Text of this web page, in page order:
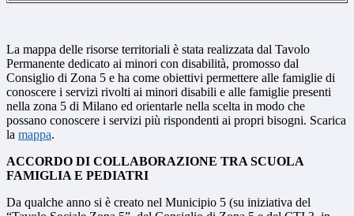
La mappa delle risorse territoriali è stata realizzata dal Tavolo
Permanente dedicato ai minori con disabilità, promosso dal
Consiglio di Zona 5 e ha come obiettivi permettere alle famiglie di
conoscere i servizi rivolti ai minori disabili e alle famiglie presenti
nella zona 5 di Milano ed orientarle nella scelta in modo che
possano conoscere i servizi più rispondenti ai propri bisogni. Scarica
la mappa.
ACCORDO DI COLLABORAZIONE TRA SCUOLA
FAMIGLIA E PEDIATRI
Da qualche anno si è creato nel Municipio 5 (su iniziativa del